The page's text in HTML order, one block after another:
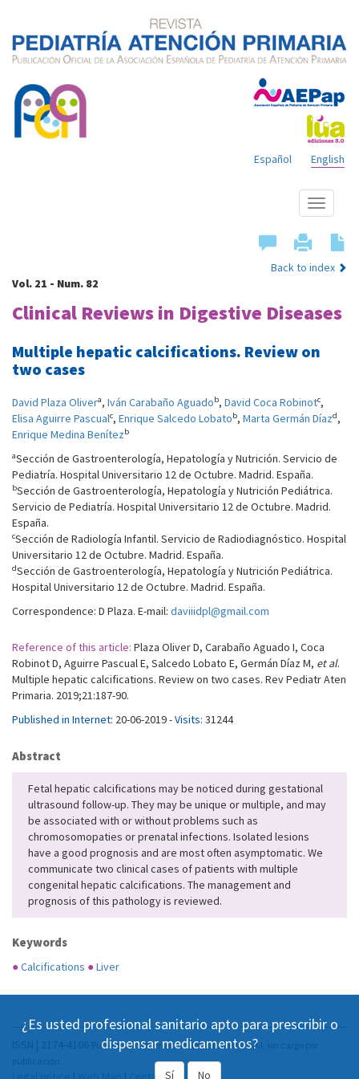
English
Español
Show
menu
Back to index
Vol. 21 - Num. 82
Clinical Reviews in Digestive Diseases
Multiple hepatic calcifications. Review on
two cases
David Plaza Olivera, Iván Carabaño Aguadob, David Coca Robinotc,
Elisa Aguirre Pascualc, Enrique Salcedo Lobatob, Marta Germán Díazd,
Enrique Medina Benítezb
aSección de Gastroenterología, Hepatología y Nutrición. Servicio de
Pediatría. Hospital Universitario 12 de Octubre. Madrid. España.
bSección de Gastroenterología, Hepatología y Nutrición Pediátrica.
Servicio de Pediatría. Hospital Universitario 12 de Octubre. Madrid.
España.
cSección de Radiología Infantil. Servicio de Radiodiagnóstico. Hospital
Universitario 12 de Octubre. Madrid. España.
dSección de Gastroenterología, Hepatología y Nutrición Pediátrica.
Hospital Universitario 12 de Octubre. Madrid. España.
Correspondence: D Plaza. E-mail: daviiidpl@gmail.com
Reference of this article: Plaza Oliver D, Carabaño Aguado I, Coca
Robinot D, Aguirre Pascual E, Salcedo Lobato E, Germán Díaz M, et al.
Multiple hepatic calcifications. Review on two cases. Rev Pediatr Aten
Primaria. 2019;21:187-90.
Published in Internet: 20-06-2019 -Visits: 31244
Abstract
Fetal hepatic calcifications may be noticed during gestational
ultrasound follow-up. They may be unique or multiple, and may
be associated with or without problems such as
chromosomopaties or prenatal infections. Isolated lesions
have a good prognosis and are most often asymptomatic. We
communicate two clinical cases of patients with multiple
congenital hepatic calcifications. The management and
prognosis of this pathology is reviewed.
Keywords
●Calcifications ●Liver
¿Es usted profesional sanitario apto para prescribir o
dispensar medicamentos?
Sí No
Publicación Open Acess, incluida en DOAJ, sin cargo por